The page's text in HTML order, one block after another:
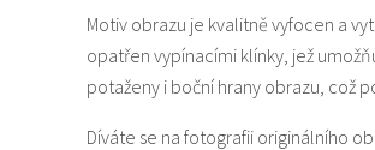
Motiv obrazu je kvalitně vyfocen a
opatřen vypínacími klínky, jež
potaženy i boční hrany obrazu, což
Díváte se na fotografii originálního